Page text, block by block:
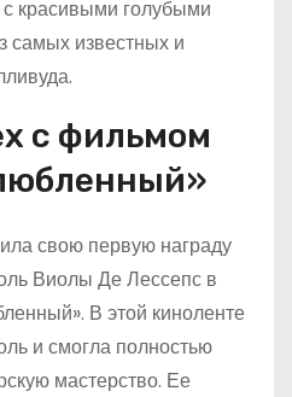
красивыми голубыми
самых известных и
с фильмом
свою первую награду
Виолы Де Лессепс в
В этой киноленте
и смогла полностью
мастерство. Ее